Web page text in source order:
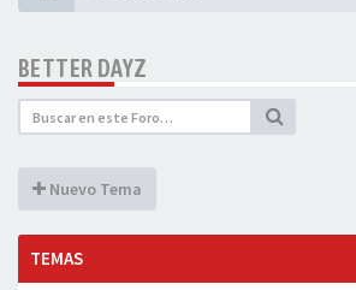
BETTER DAYZ
Nuevo Tema
TEMAS